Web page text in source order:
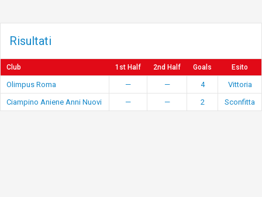
Risultati
Club 1st Half 2nd Half Goals Esito
Olimpus Roma — — 4
Vittoria
Ciampino Aniene Anni Nuovi
— — 2 Sconfitta